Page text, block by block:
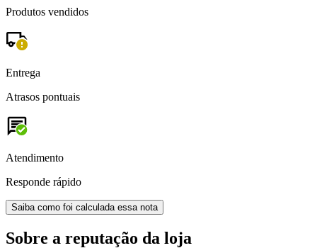
Produtos vendidos
Entrega
Atrasos pontuais
Atendimento
Responde rápido
Saiba como foi calculada essa nota
Sobre a reputação da loja